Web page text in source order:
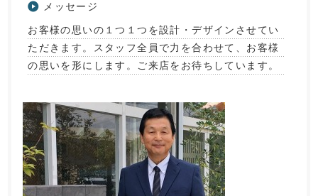
メッセージ
お客様の思いの１つ１つを設計・デザインさせてい
ただきます。スタッフ全員で力を合わせて、お客様
の思いを形にします。ご来店をお待ちしています。